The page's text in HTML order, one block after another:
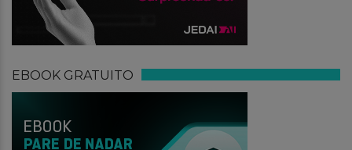
EBOOK GRATUITO